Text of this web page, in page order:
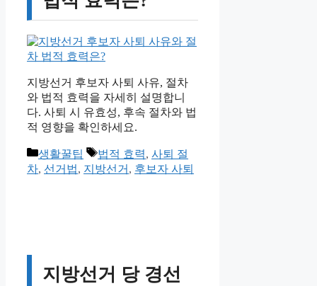
지방선거 후보자 사퇴 사유, 절차
와 법적 효력을 자세히 설명합니
다. 사퇴 시 유효성, 후속 절차와 법
적 영향을 확인하세요.
카
테
생활꿀팁
태
그
법적 효력, 사퇴 절
차, 선거법, 지방선거 , 후보자 사퇴
지방선거 당 경선